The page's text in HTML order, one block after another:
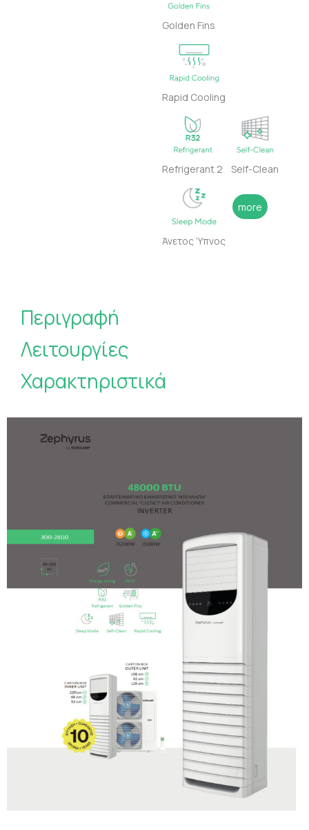
Golden Fins
Rapid Cooling
Refrigerant 2 Self-Clean
Άνετος Ύπνος
more
Περιγραφή
Λειτουργίες
Χαρακτηριστικά